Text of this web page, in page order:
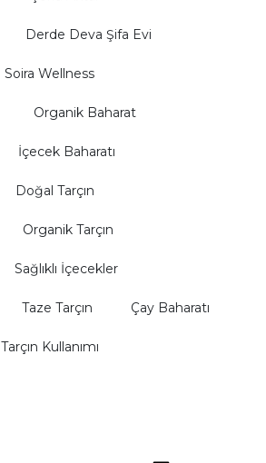
Derde Deva Şifa Evi
Soira Wellness
Organik Baharat
İçecek Baharatı
Doğal Tarçın
Organik Tarçın
Sağlıklı İçecekler
Taze Tarçın Çay Baharatı
Tarçın Kullanımı